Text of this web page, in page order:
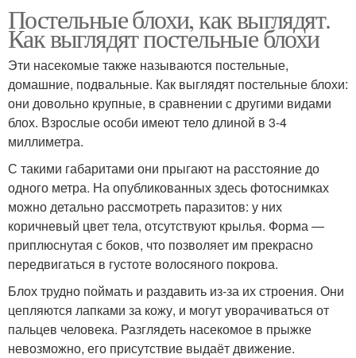
Постельные блохи, как выглядят.
Как выглядят постельные блохи
Эти насекомые также называются постельные,
домашние, подвальные. Как выглядят постельные блохи:
они довольно крупные, в сравнении с другими видами
блох. Взрослые особи имеют тело длиной в 3-4
миллиметра.
С такими габаритами они прыгают на расстояние до
одного метра. На опубликованных здесь фотоснимках
можно детально рассмотреть паразитов: у них
коричневый цвет тела, отсутствуют крылья. Форма —
приплюснутая с боков, что позволяет им прекрасно
передвигаться в густоте волосяного покрова.
Блох трудно поймать и раздавить из-за их строения. Они
цепляются лапками за кожу, и могут уворачиваться от
пальцев человека. Разглядеть насекомое в прыжке
невозможно, его присутствие выдаёт движение.